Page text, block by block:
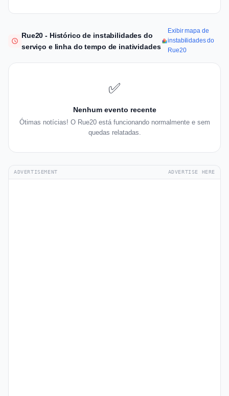
Rue20 - Histórico de instabilidades do
serviço e linha do tempo de inatividades
Exibir mapa de
instabilidades do
Rue20
✅
Nenhum evento recente
Ótimas notícias! O Rue20 está funcionando normalmente e sem
quedas relatadas.
ADVERTISEMENT ADVERTISE HERE